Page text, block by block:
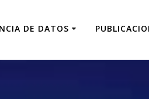
DE DATOS